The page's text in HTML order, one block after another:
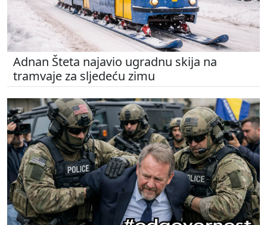
Adnan Šteta najavio ugradnu skija na
tramvaje za sljedeću zimu